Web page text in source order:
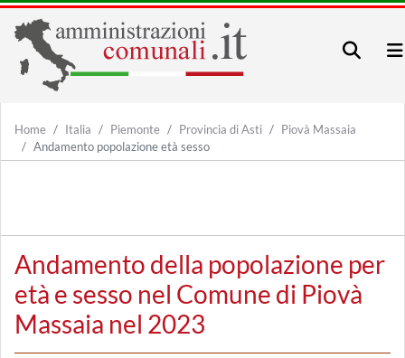
Home Italia Piemonte Provincia di Asti
Piovà Massaia
Andamento popolazione età sesso
Andamento della popolazione per
età e sesso nel Comune di Piovà
Massaia nel 2023